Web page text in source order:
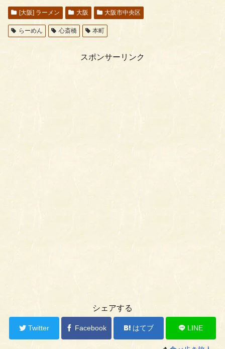
[大阪] ラーメン 大阪 大阪市中央区
らーめん 心斎橋 本町
スポンサーリンク
シェアする
Twitter Facebook はてブ LINE